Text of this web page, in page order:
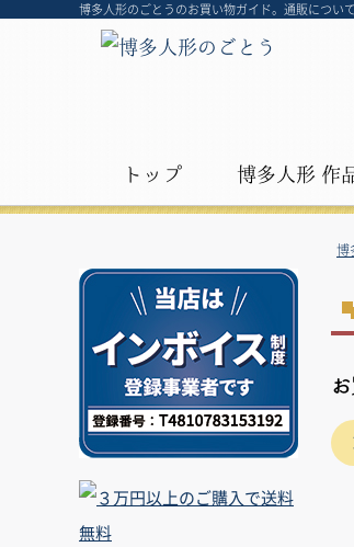
博多人形のごとうのお買い物ガイド。通販につい
トップ 博多人形 作
博